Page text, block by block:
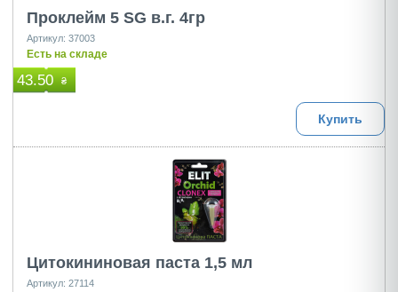
Проклейм 5 SG в.г. 4гр
Артикул: 37003
Есть на складе
43.50 ₴
Купить
Цитокининовая паста 1,5 мл
Артикул: 27114